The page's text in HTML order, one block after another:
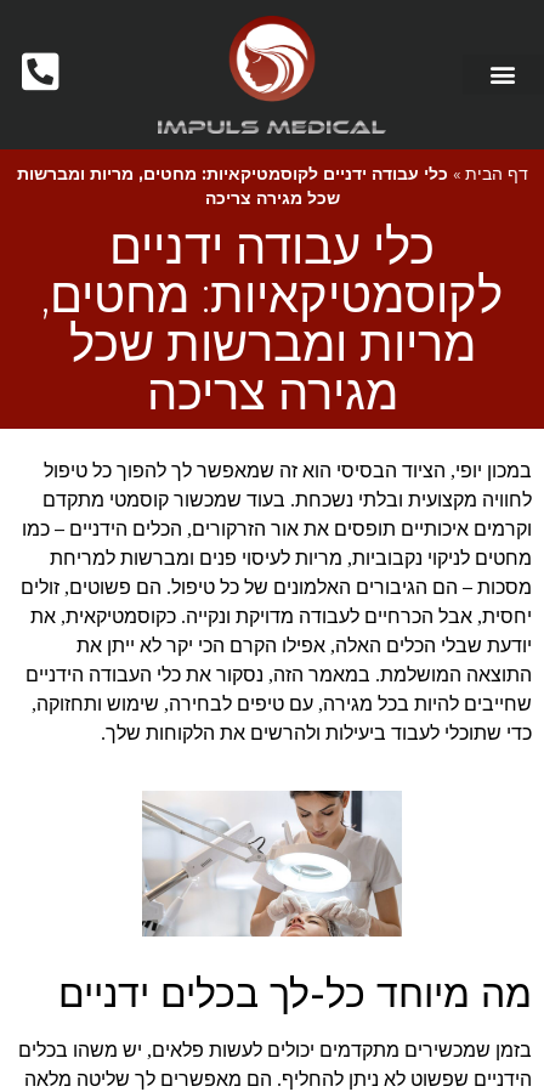
דף הבית » כלי עבודה ידניים לקוסמטיקאיות: מחטים, מריות ומברשות
שכל מגירה צריכה
כלי עבודה ידניים
לקוסמטיקאיות: מחטים,
מריות ומברשות שכל
מגירה צריכה
במכון יופי, הציוד הבסיסי הוא זה שמאפשר לך להפוך כל טיפול
לחוויה מקצועית ובלתי נשכחת. בעוד שמכשור קוסמטי מתקדם
וקרמים איכותיים תופסים את אור הזרקורים, הכלים הידניים – כמו
מחטים לניקוי נקבוביות, מריות לעיסוי פנים ומברשות למריחת
מסכות – הם הגיבורים האלמונים של כל טיפול. הם פשוטים, זולים
יחסית, אבל הכרחיים לעבודה מדויקת ונקייה. כקוסמטיקאית, את
יודעת שבלי הכלים האלה, אפילו הקרם הכי יקר לא ייתן את
התוצאה המושלמת. במאמר הזה, נסקור את כלי העבודה הידניים
שחייבים להיות בכל מגירה, עם טיפים לבחירה, שימוש ותחזוקה,
כדי שתוכלי לעבוד ביעילות ולהרשים את הלקוחות שלך.
מה מיוחד כל-לך בכלים ידניים
בזמן שמכשירים מתקדמים יכולים לעשות פלאים, יש משהו בכלים
הידניים שפשוט לא ניתן להחליף. הם מאפשרים לך שליטה מלאה